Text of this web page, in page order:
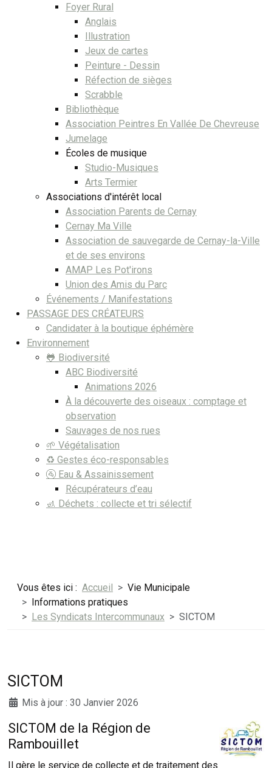
Foyer Rural
Anglais
Illustration
Jeux de cartes
Peinture - Dessin
Réfection de sièges
Scrabble
Bibliothèque
Association Peintres En Vallée De Chevreuse
Jumelage
Écoles de musique
Studio-Musiques
Arts Termier
Associations d'intérêt local
Association Parents de Cernay
Cernay Ma Ville
Association de sauvegarde de Cernay-la-Ville
et de ses environs
AMAP Les Pot'irons
Union des Amis du Parc
Événements / Manifestations
PASSAGE DES CRÉATEURS
Candidater à la boutique éphémère
Environnement
🐸 Biodiversité
ABC Biodiversité
Animations 2026
À la découverte des oiseaux : comptage et
observation
Sauvages de nos rues
🌱 Végétalisation
♻️ Gestes éco-responsables
🚰 Eau & Assainissement
Récupérateurs d’eau
🚮 Déchets : collecte et tri sélectif
Vous êtes ici : Accueil
Vie Municipale
Informations pratiques
Les Syndicats Intercommunaux
SICTOM
SICTOM
Mis à jour : 30 Janvier 2026
SICTOM de la Région de
Rambouillet
Il gère le service de collecte et de traitement des